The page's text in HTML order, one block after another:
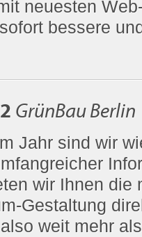
neuesten
bessere
GrünBau Berlin
Jahr sind wir
wir Ihnen die
Gestaltung
weit mehr